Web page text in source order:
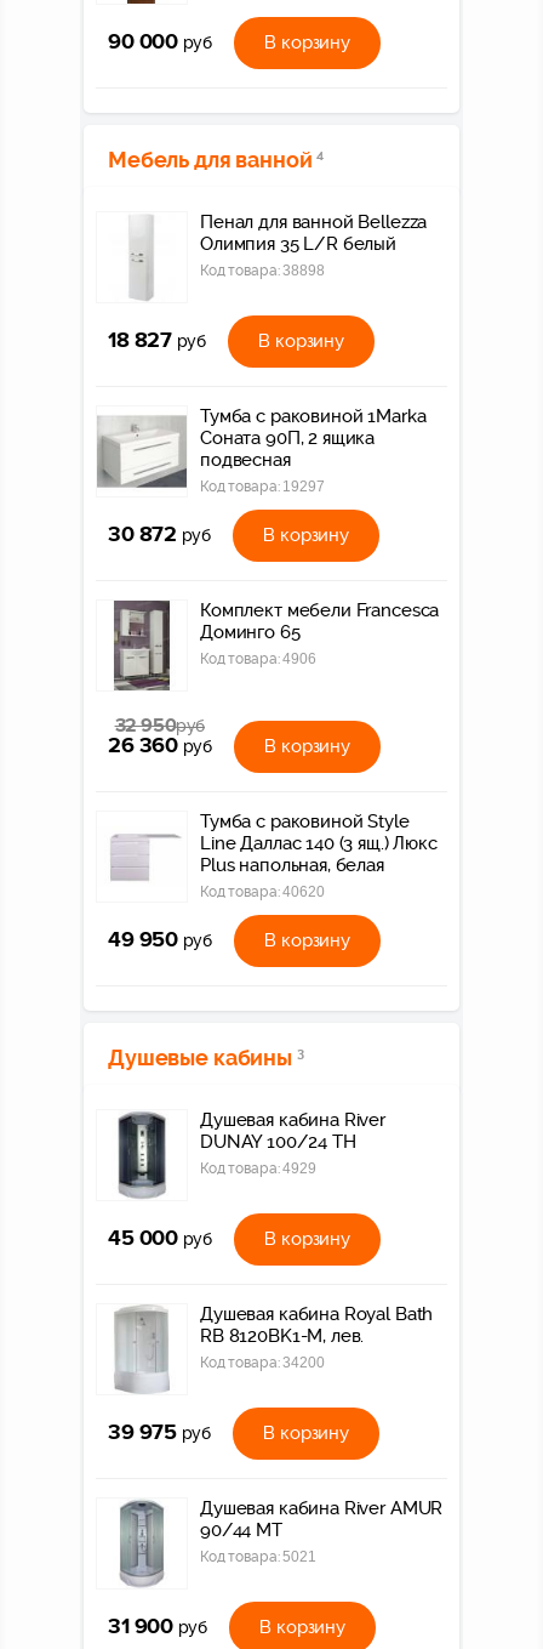
90 000 руб В корзину
Мебель для ванной 4
Пенал для ванной Bellezza
Олимпия 35 L/R белый
Код товара:38898
18 827 руб В корзину
Тумба с раковиной 1Marka
Соната 90П, 2 ящика
подвесная
Код товара: 19297
30 872 руб В корзину
Комплект мебели Francesca
Доминго 65
Код товара:4906
32 950руб
26 360 руб В корзину
Тумба с раковиной Style
Line Даллас 140 (3 ящ.) Люкс
Plus напольная, белая
Код товара:40620
49 950 руб В корзину
Душевые кабины 3
Душевая кабина River
DUNAY 100/24 ТН
Код товара:4929
45 000 руб В корзину
Душевая кабина Royal Bath
RB 8120BK1-M, лев.
Код товара:34200
39 975 руб В корзину
Душевая кабина River AMUR
90/44 МТ
Код товара:5021
31 900 руб В корзину